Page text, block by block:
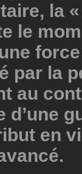
la
le
par la
au
en